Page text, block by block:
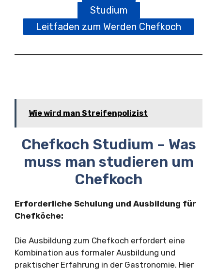
Studium
Leitfaden zum Werden Chefkoch
Wie wird man Streifenpolizist
Chefkoch Studium – Was
muss man studieren um
Chefkoch
Erforderliche Schulung und Ausbildung für
Chefköche:
Die Ausbildung zum Chefkoch erfordert eine
Kombination aus formaler Ausbildung und
praktischer Erfahrung in der Gastronomie. Hier